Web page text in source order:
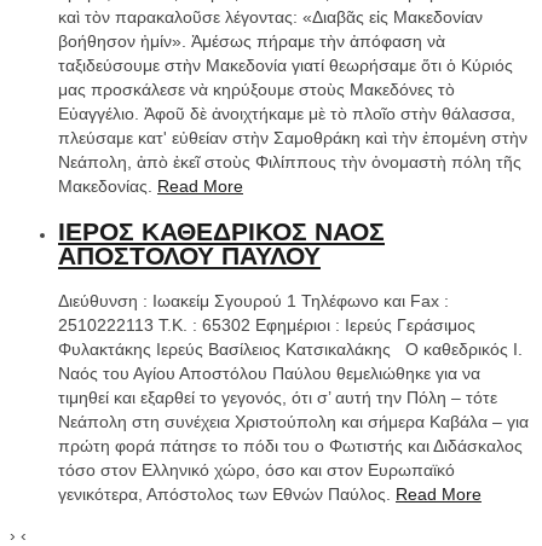
καὶ τὸν παρακαλοῦσε λέγοντας: «Διαβᾶς εἰς Μακεδονίαν
βοήθησον ἠμίν». Ἀμέσως πήραμε τὴν ἀπόφαση νὰ
ταξιδεύσουμε στὴν Μακεδονία γιατί θεωρήσαμε ὅτι ὁ Κύριός
μας προσκάλεσε νὰ κηρύξουμε στοὺς Μακεδόνες τὸ
Εὐαγγέλιο. Ἀφοῦ δὲ ἀνοιχτήκαμε μὲ τὸ πλοῖο στὴν θάλασσα,
πλεύσαμε κατ' εὐθείαν στὴν Σαμοθράκη καὶ τὴν ἑπομένη στὴν
Νεάπολη, ἀπὸ ἐκεῖ στοὺς Φιλίππους τὴν ὀνομαστὴ πόλη τῆς
Μακεδονίας. Read More
ΙΕΡΟΣ ΚΑΘΕΔΡΙΚΟΣ ΝΑΟΣ
ΑΠΟΣΤΟΛΟΥ ΠΑΥΛΟΥ
Διεύθυνση : Ιωακείμ Σγουρού 1 Τηλέφωνο και Fax :
2510222113 T.K. : 65302 Εφημέριοι : Ιερεύς Γεράσιμος
Φυλακτάκης Ιερεύς Βασίλειος Κατσικαλάκης Ο καθεδρικός Ι.
Ναός του Αγίου Αποστόλου Παύλου θεμελιώθηκε για να
τιμηθεί και εξαρθεί το γεγονός, ότι σ’ αυτή την Πόλη – τότε
Νεάπολη στη συνέχεια Χριστούπολη και σήμερα Καβάλα – για
πρώτη φορά πάτησε το πόδι του ο Φωτιστής και Διδάσκαλος
τόσο στον Ελληνικό χώρο, όσο και στον Ευρωπαϊκό
γενικότερα, Απόστολος των Εθνών Παύλος. Read More
› ‹